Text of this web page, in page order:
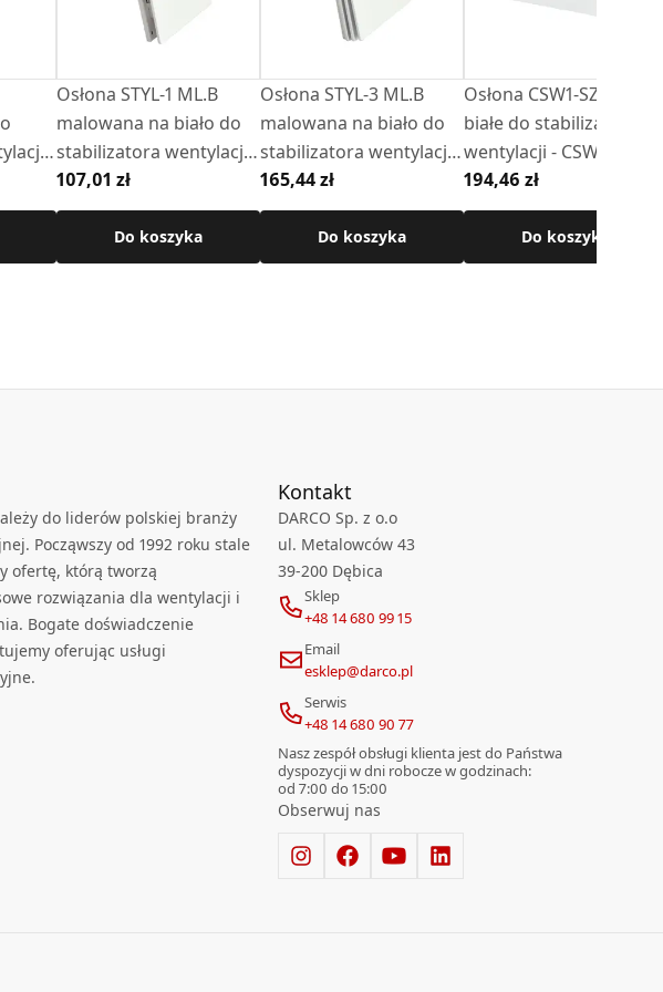
-
Osłona STYL-1 ML.B
malowana na biało do
stabilizatora wentylacji -
CSW1
107,01 zł
Do koszyka
Osłona STYL-3 ML.B
malowana na biało do
stabilizatora wentylacji -
CSW1
165,44 zł
Do koszyka
Osłona CSW1-SZ szkło
białe do stabilizatora
wentylacji - CSW1
194,46 zł
Do koszyka
do liderów polskiej branży
Począwszy od 1992 roku stale
ofertę, którą tworzą
rozwiązania dla wentylacji i
Bogate doświadczenie
oferując usługi
Kontakt
DARCO Sp. z o.o
ul. Metalowców 43
39-200 Dębica
Sklep
+48 14 680 99 15
Email
esklep@darco.pl
Serwis
+48 14 680 90 77
Nasz zespół obsługi klienta jest do Państwa
dyspozycji w dni robocze w godzinach:
od 7:00 do 15:00
Obserwuj nas